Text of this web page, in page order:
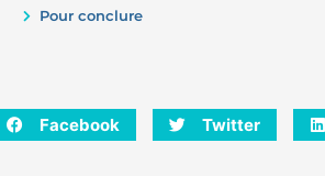
Pour conclure
Facebook Twitter